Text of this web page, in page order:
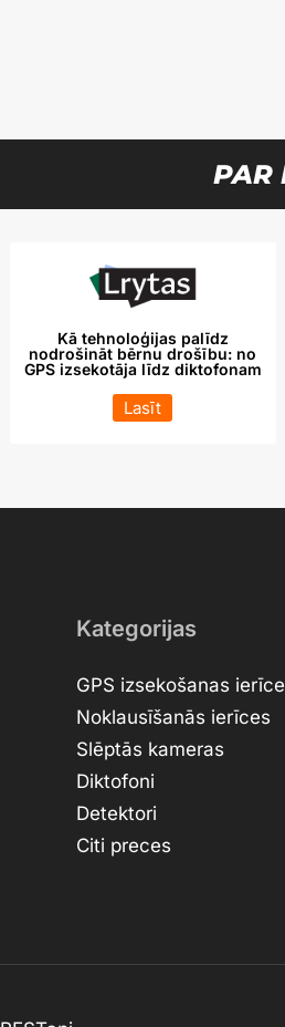
PAR
Kā tehnoloģijas palīdz
nodrošināt bērnu drošību: no
GPS izsekotāja līdz diktofonam
Lasīt
Kategorijas
GPS izsekošanas ierīce
Noklausīšanās ierīces
Slēptās kameras
Diktofoni
Detektori
Citi preces